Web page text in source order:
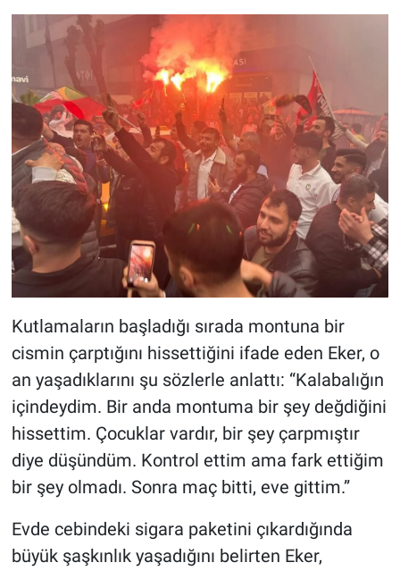
Kutlamaların başladığı sırada montuna bir
cismin çarptığını hissettiğini ifade eden Eker, o
an yaşadıklarını şu sözlerle anlattı: “Kalabalığın
içindeydim. Bir anda montuma bir şey değdiğini
hissettim. Çocuklar vardır, bir şey çarpmıştır
diye düşündüm. Kontrol ettim ama fark ettiğim
bir şey olmadı. Sonra maç bitti, eve gittim.”
Evde cebindeki sigara paketini çıkardığında
büyük şaşkınlık yaşadığını belirten Eker,